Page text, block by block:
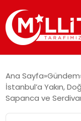
ÖZEL SAYFALAR
Ana Sayfa Gündem
İstanbul’a Yakın,
Sapanca ve